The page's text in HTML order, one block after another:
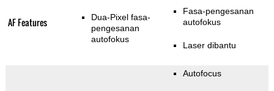
AF Features
Dua-Pixel fasa-
pengesanan
autofokus
Fasa-pengesanan
autofokus
Laser dibantu
Autofocus